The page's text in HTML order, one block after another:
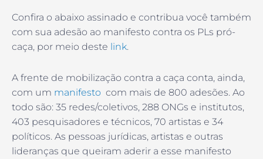
Confira o abaixo assinado e contribua você também
com sua adesão ao manifesto contra os PLs pró-
caça, por meio deste link.
A frente de mobilização contra a caça conta, ainda,
com um manifesto com mais de 800 adesões. Ao
todo são: 35 redes/coletivos, 288 ONGs e institutos,
403 pesquisadores e técnicos, 70 artistas e 34
políticos. As pessoas jurídicas, artistas e outras
lideranças que queiram aderir a esse manifesto